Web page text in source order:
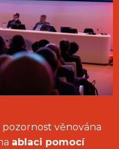
věnována
ablaci pomocí